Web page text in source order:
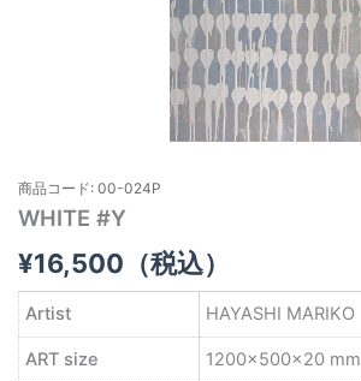
商品コード: 00-024P
WHITE #Y
¥16,500 （税込）
Artist HAYASHI MARIKO
ART size 1200×500×20 mm